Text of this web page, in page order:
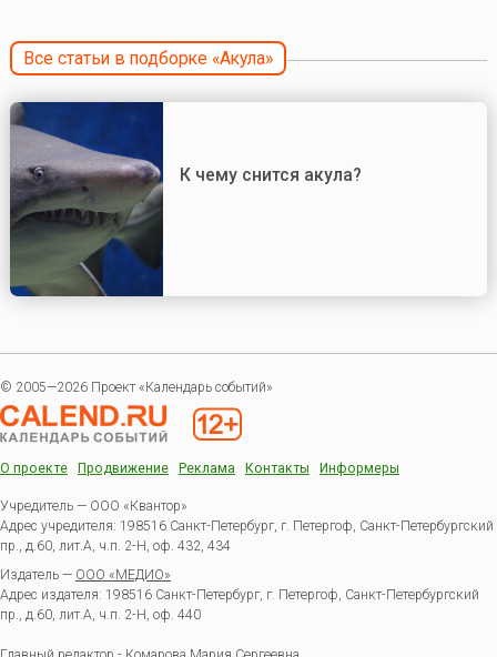
Все статьи в подборке «Акула»
К чему снится акула?
© 2005—2026 Проект «Календарь событий»
О проекте Продвижение Реклама Контакты Информеры
Учредитель — ООО «Квантор»
Адрес учредителя: 198516 Санкт-Петербург, г. Петергоф, Санкт-Петербургский
пр., д.60, лит.А, ч.п. 2-Н, оф. 432, 434
Издатель — ООО «МЕДИО»
Адрес издателя: 198516 Санкт-Петербург, г. Петергоф, Санкт-Петербургский
пр., д.60, лит.А, ч.п. 2-Н, оф. 440